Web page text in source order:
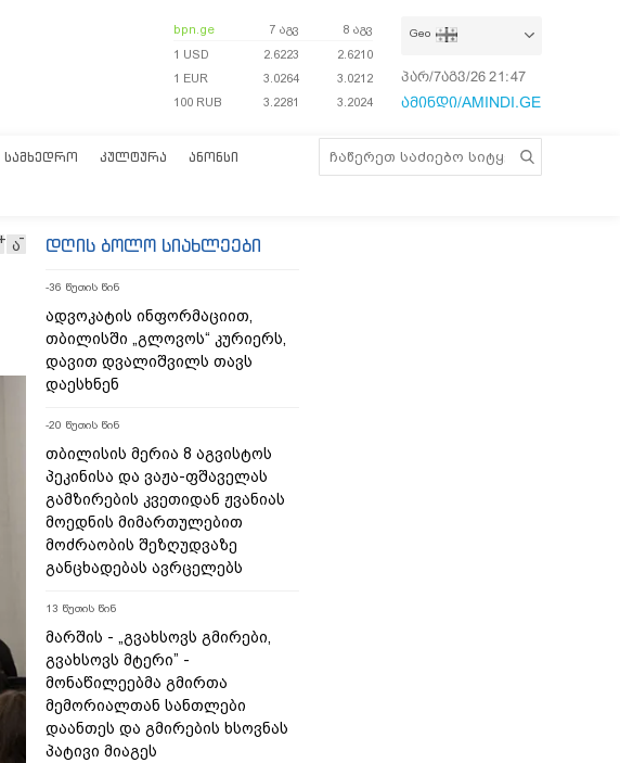
bpn.ge 7 აგვ
8 აგვ
1 USD
2.6223
2.6210
1 EUR
3.0264
3.0212
100 RUB
3.2281 3.2024
Geo
პარ/7აგვ/26 21:47:39
ამინდი/AMINDI.GE
ᲡᲐᲛᲮᲔᲓᲠᲝ ᲙᲣᲚᲢᲣᲠᲐ ᲐᲜᲝᲜᲡᲘ
ა დღის ბოლო სიახლეები
-36 წუთის წინ
ადვოკატის ინფორმაციით,
თბილისში „გლოვოს“ კურიერს,
დავით დვალიშვილს თავს
დაესხნენ
-20 წუთის წინ
თბილისის მერია 8 აგვისტოს
პეკინისა და ვაჟა-ფშაველას
გამზირების კვეთიდან ჟვანიას
მოედნის მიმართულებით
მოძრაობის შეზღუდვაზე
განცხადებას ავრცელებს
13 წუთის წინ
მარშის - „გვახსოვს გმირები,
გვახსოვს მტერი” -
მონაწილეებმა გმირთა
მემორიალთან სანთლები
დაანთეს და გმირების ხსოვნას
პატივი მიაგეს